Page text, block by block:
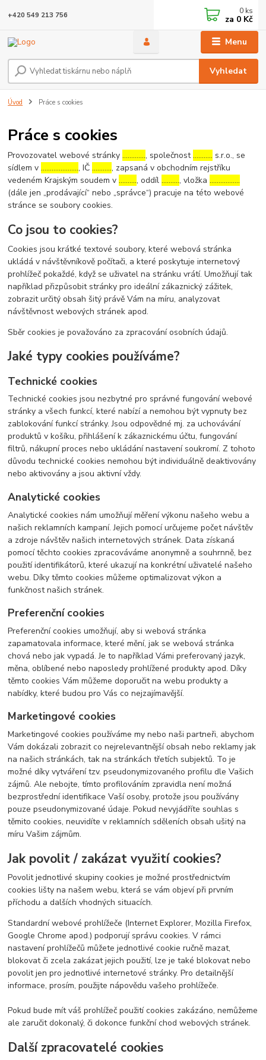
Menu
Vyhledat
+420 549 213 756 0 ks
za 0 Kč
Úvod Práce s cookies
Práce s cookies
Provozovatel webové stránky…………., společnost……….. s.r.o., se
sídlem v…………………, IČ……….., zapsaná v obchodním rejstříku
vedeném Krajským soudem v………., oddíl………., vložka……………..
(dále jen „prodávající“ nebo „správce“) pracuje na této webové
stránce se soubory cookies.
Co jsou to cookies?
Cookies jsou krátké textové soubory, které webová stránka
ukládá v návštěvníkově počítači, a které poskytuje internetový
prohlížeč pokaždé, když se uživatel na stránku vrátí. Umožňují tak
například přizpůsobit stránky pro ideální zákaznický zážitek,
zobrazit určitý obsah šitý právě Vám na míru, analyzovat
návštěvnost webových stránek apod.
Sběr cookies je považováno za zpracování osobních údajů.
Jaké typy cookies používáme?
Technické cookies
Technické cookies jsou nezbytné pro správné fungování webové
stránky a všech funkcí, které nabízí a nemohou být vypnuty bez
zablokování funkcí stránky. Jsou odpovědné mj. za uchovávání
produktů v košíku, přihlášení k zákaznickému účtu, fungování
filtrů, nákupní proces nebo ukládání nastavení soukromí. Z tohoto
důvodu technické cookies nemohou být individuálně deaktivovány
nebo aktivovány a jsou aktivní vždy.
Analytické cookies
Analytické cookies nám umožňují měření výkonu našeho webu a
našich reklamních kampaní. Jejich pomocí určujeme počet návštěv
a zdroje návštěv našich internetových stránek. Data získaná
pomocí těchto cookies zpracováváme anonymně a souhrnně, bez
použití identifikátorů, které ukazují na konkrétní uživatelé našeho
webu. Díky těmto cookies můžeme optimalizovat výkon a
funkčnost našich stránek.
Preferenční cookies
Preferenční cookies umožňují, aby si webová stránka
zapamatovala informace, které mění, jak se webová stránka
chová nebo jak vypadá. Je to například Vámi preferovaný jazyk,
měna, oblíbené nebo naposledy prohlížené produkty apod. Díky
těmto cookies Vám můžeme doporučit na webu produkty a
nabídky, které budou pro Vás co nejzajímavější.
Marketingové cookies
Marketingové cookies používáme my nebo naši partneři, abychom
Vám dokázali zobrazit co nejrelevantnější obsah nebo reklamy jak
na našich stránkách, tak na stránkách třetích subjektů. To je
možné díky vytváření tzv. pseudonymizovaného profilu dle Vašich
zájmů. Ale nebojte, tímto profilováním zpravidla není možná
bezprostřední identifikace Vaší osoby, protože jsou používány
pouze pseudonymizované údaje. Pokud nevyjádříte souhlas s
těmito cookies, neuvidíte v reklamních sděleních obsah ušitý na
míru Vašim zájmům.
Jak povolit / zakázat využití cookies?
Povolit jednotlivé skupiny cookies je možné prostřednictvím
cookies lišty na našem webu, která se vám objeví při prvním
příchodu a dalších vhodných situacích.
Standardní webové prohlížeče (Internet Explorer, Mozilla Firefox,
Google Chrome apod.) podporují správu cookies. V rámci
nastavení prohlížečů můžete jednotlivé cookie ručně mazat,
blokovat či zcela zakázat jejich použití, lze je také blokovat nebo
povolit jen pro jednotlivé internetové stránky. Pro detailnější
informace, prosím, použijte nápovědu vašeho prohlížeče.
Pokud bude mít váš prohlížeč použití cookies zakázáno, nemůžeme
ale zaručit dokonalý, či dokonce funkční chod webových stránek.
Další zpracovatelé cookies